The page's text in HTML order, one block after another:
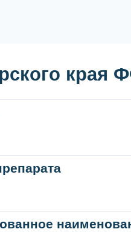
края